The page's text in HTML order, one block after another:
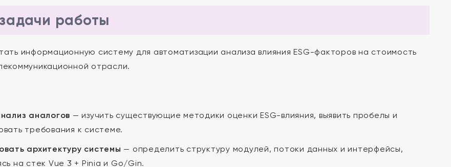
работы
информационную систему для автоматизации анализа влияния ESG-факторов на стоимость
отрасли.
аналогов — изучить существующие методики оценки ESG-влияния, выявить пробелы и
требования к системе.
архитектуру системы — определить структуру модулей, потоки данных и интерфейсы,
на стек Vue 3 + Pinia и Go/Gin.